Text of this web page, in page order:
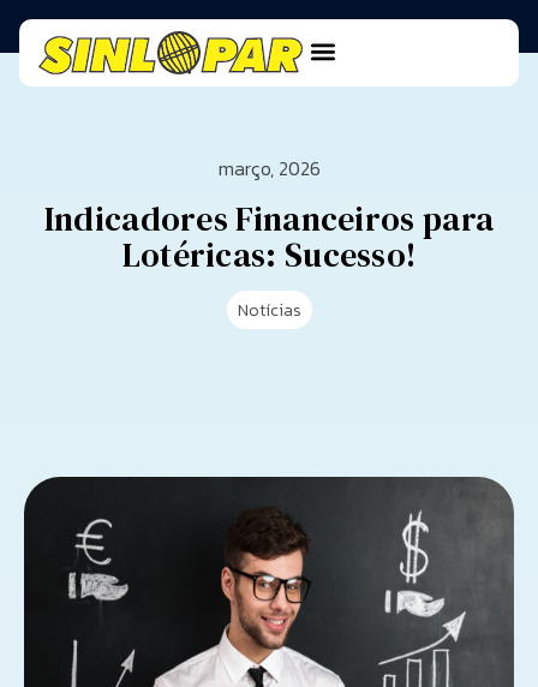
março, 2026
Indicadores Financeiros para
Lotéricas: Sucesso!
Notícias